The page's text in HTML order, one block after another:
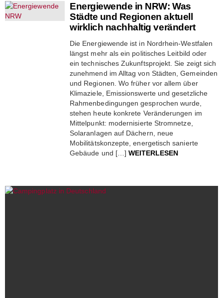
Energiewende in NRW: Was
Städte und Regionen aktuell
wirklich nachhaltig verändert
Die Energiewende ist in Nordrhein-Westfalen
längst mehr als ein politisches Leitbild oder
ein technisches Zukunftsprojekt. Sie zeigt sich
zunehmend im Alltag von Städten, Gemeinden
und Regionen. Wo früher vor allem über
Klimaziele, Emissionswerte und gesetzliche
Rahmenbedingungen gesprochen wurde,
stehen heute konkrete Veränderungen im
Mittelpunkt: modernisierte Stromnetze,
Solaranlagen auf Dächern, neue
Mobilitätskonzepte, energetisch sanierte
Gebäude und […]WEITERLESEN